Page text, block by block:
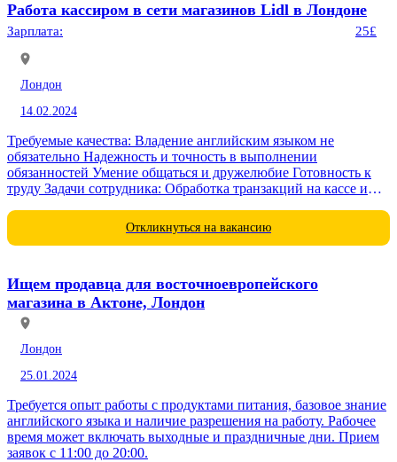
Работа кассиром в сети магазинов Lidl в Лондоне
Зарплата: 25£
Лондон
14.02.2024
Требуемые качества: Владение английским языком не
обязательно Надежность и точность в выполнении
обязанностей Умение общаться и дружелюбие Готовность к
труду Задачи сотрудника: Обработка транзакций на кассе и
Контроль за соответствием товаров...
Откликнуться на вакансию
Ищем продавца для восточноевропейского
магазина в Актоне, Лондон
Лондон
25.01.2024
Требуется опыт работы с продуктами питания, базовое знание
английского языка и наличие разрешения на работу. Рабочее
время может включать выходные и праздничные дни. Прием
заявок с 11:00 до 20:00.